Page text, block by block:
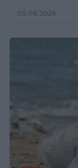
05.08.2026